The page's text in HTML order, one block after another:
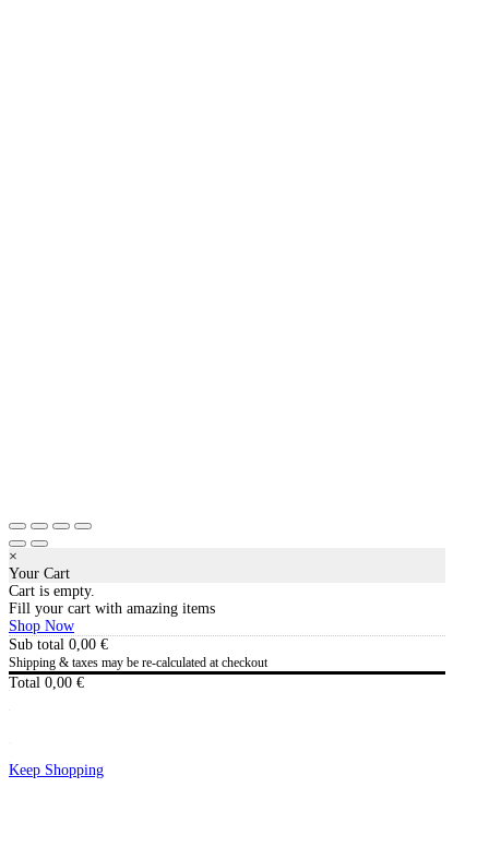
×
Your Cart
Cart is empty.
Fill your cart with amazing items
Shop Now
Sub total 0,00 €
Shipping & taxes may be re-calculated at checkout
Total 0,00 €
Keep Shopping